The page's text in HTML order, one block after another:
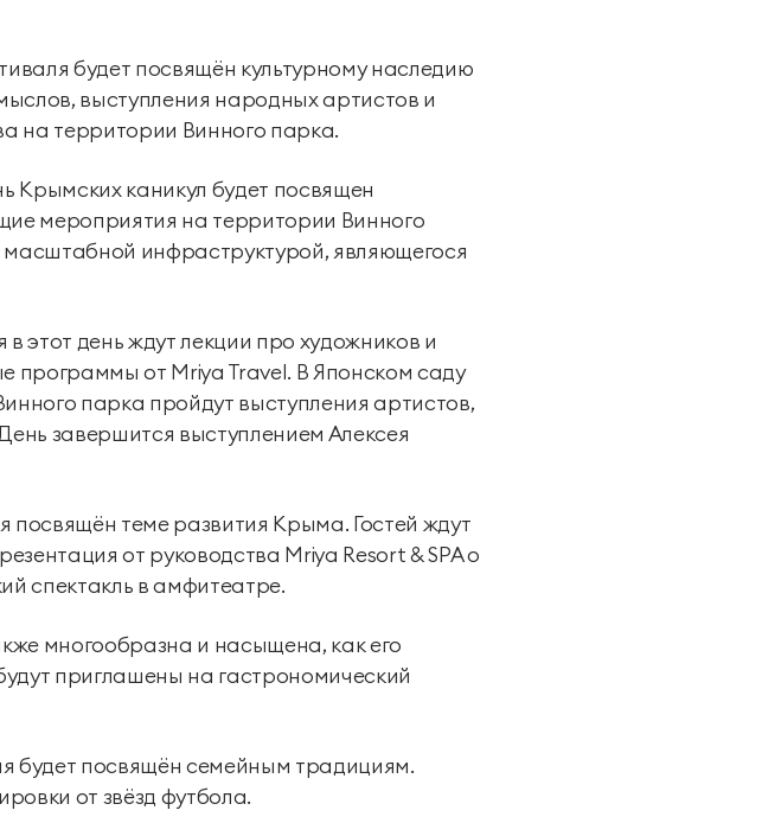
будет посвящён культурному наследию
выступления народных артистов и
на территории Винного парка.
Крымских каникул будет посвящен
мероприятия на территории Винного
масштабной инфраструктурой, являющегося
в этот день ждут лекции про художников и
программы от Mriya Travel. В Японском саду
парка пройдут выступления артистов,
завершится выступлением Алексея
посвящён теме развития Крыма. Гостей ждут
от руководства Mriya Resort & SPA о
спектакль в амфитеатре.
многообразна и насыщена, как его
приглашены на гастрономический
будет посвящён семейным традициям.
от звёзд футбола.
по Крыму Групповые экскурсии